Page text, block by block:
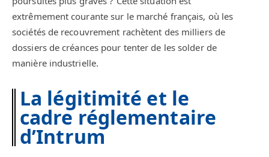
extrêmement courante sur le marché français, où les
sociétés de recouvrement rachètent des milliers de
dossiers de créances pour tenter de les solder de
manière industrielle.
La légitimité et le
cadre réglementaire
d’Intrum